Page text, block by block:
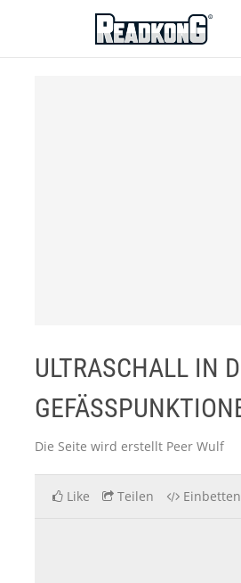
ReadkonG
ULTRASCHALL IN
Die Seite wird erstellt Peer Wulf
Like Teilen Einbetten